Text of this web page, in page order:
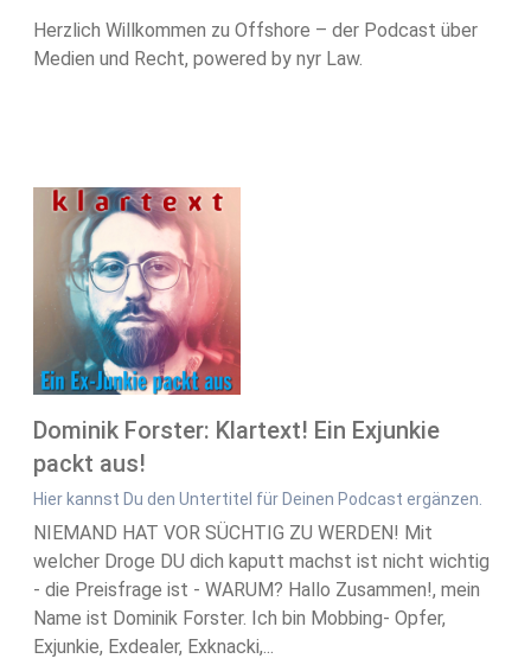
Herzlich Willkommen zu Offshore – der Podcast über
Medien und Recht, powered by nyr Law.
Dominik Forster: Klartext! Ein Exjunkie
packt aus!
Hier kannst Du den Untertitel für Deinen Podcast ergänzen.
NIEMAND HAT VOR SÜCHTIG ZU WERDEN! Mit
welcher Droge DU dich kaputt machst ist nicht wichtig
- die Preisfrage ist - WARUM? Hallo Zusammen!, mein
Name ist Dominik Forster. Ich bin Mobbing- Opfer,
Exjunkie, Exdealer, Exknacki,...